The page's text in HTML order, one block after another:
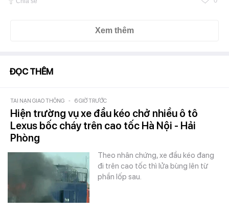
Xem thêm
ĐỌC THÊM
TAI NẠN GIAO THÔNG - 6 GIỜ TRƯỚC
Hiện trường vụ xe đầu kéo chở nhiều ô tô
Lexus bốc cháy trên cao tốc Hà Nội - Hải
Phòng
Theo nhân chứng, xe đầu kéo đang
đi trên cao tốc thì lửa bùng lên từ
phần lốp sau.